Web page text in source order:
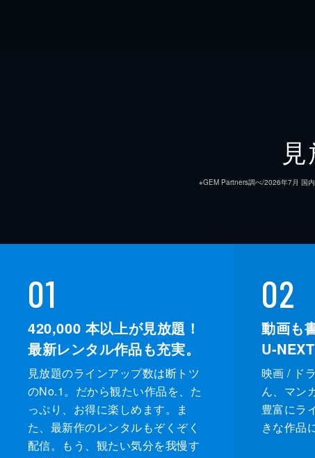
※GEM Partners調べ/2026年7⽉ 国
01
420,000 本以上が見放題！
最新レンタル作品も充実。
見放題のラインアップ数は断トツ
のNo.1。だから観たい作品を、た
っぷり、お得に楽しめます。ま
た、最新作のレンタルもぞくぞく
配信。もう、観たい気分を我慢す
02
動画も
U-
映画 / ド
ん、マン
豊富にラ
きな作品